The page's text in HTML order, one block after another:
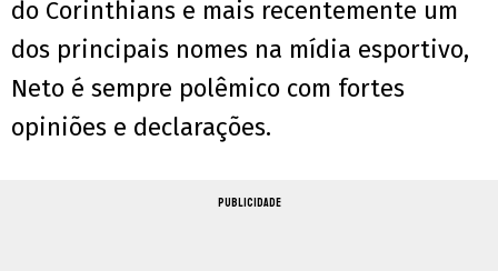
do Corinthians e mais recentemente um
dos principais nomes na mídia esportivo,
Neto é sempre polêmico com fortes
opiniões e declarações.
PUBLICIDADE